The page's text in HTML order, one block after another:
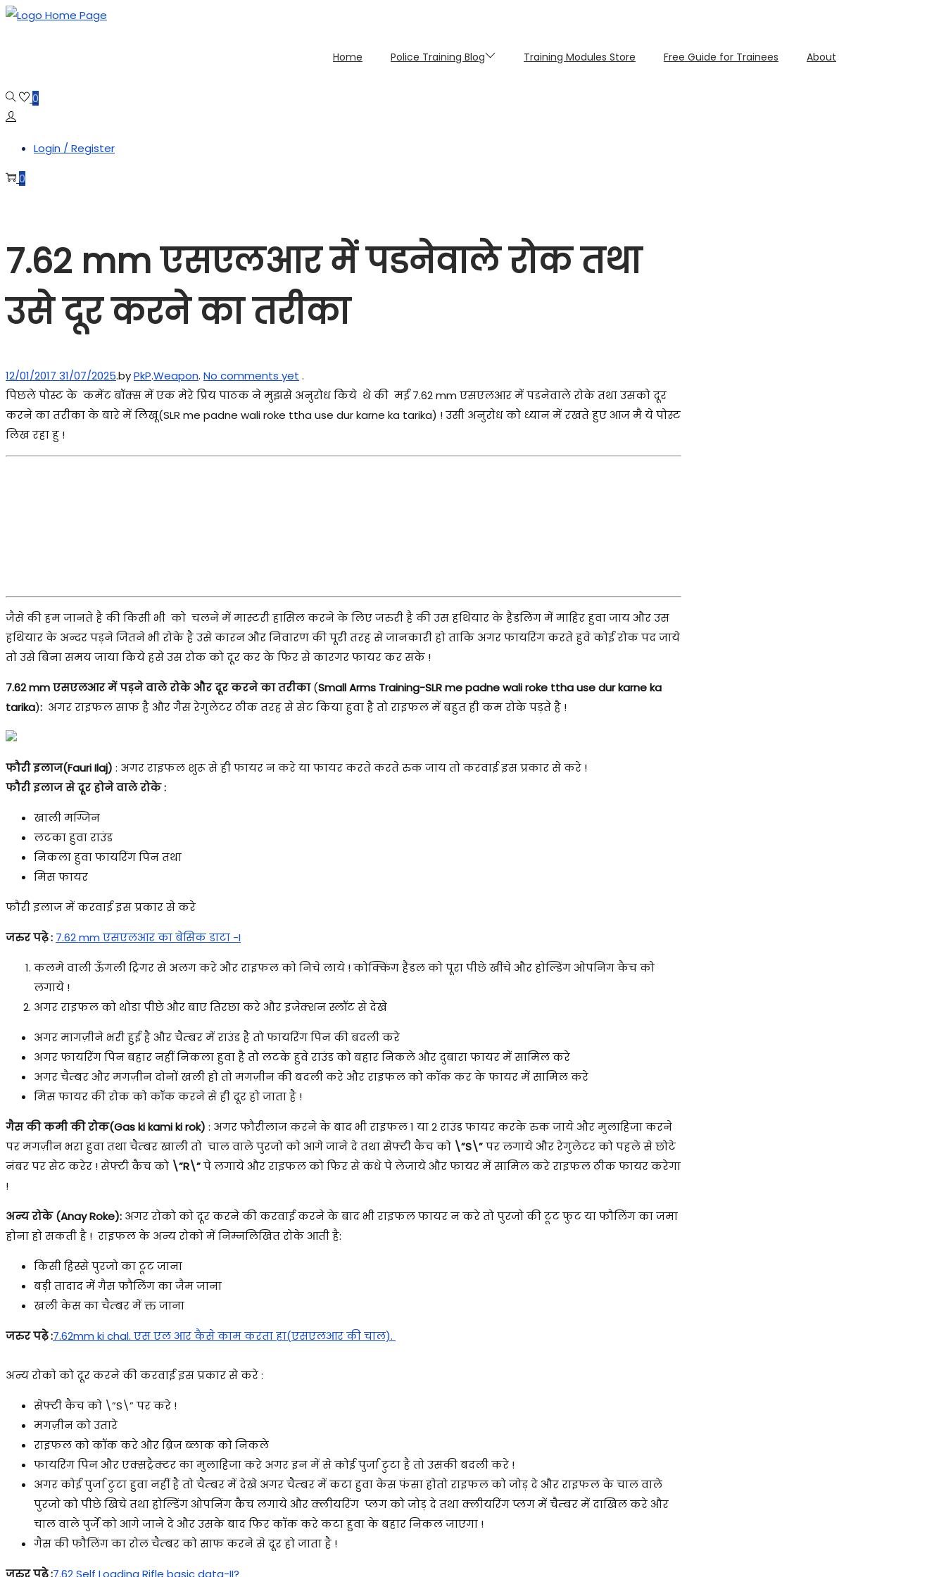
Home Police Training Blog Training Modules Store Free Guide for Trainees About
0
Login / Register
0
7.62 mm एसएलआर में पडनेवाले रोक तथा
उसे दूर करने का तरीका
Posted on
12/01/2017 31/07/2025.byPkP.Posted in
Weapon. No comments yet .
पिछले पोस्ट के कमेंट बॉक्स में एक मेरे प्रिय पाठक ने मुझसे अनुरोध किये थे की मई 7.62 mm एसएलआर में पडनेवाले रोके तथा उसको दूर
करने का तरीका के बारे में लिखू(SLR me padne wali roke ttha use dur karne ka tarika) ! उसी अनुरोध को ध्यान में रखते हुए आज मै ये पोस्ट
लिख रहा हु !
जैसे की हम जानते है की किसी भी को चलने में मास्टरी हासिल करने के लिए जरुरी है की उस हथियार के हैंडलिंग में माहिर हुवा जाय और उस
हथियार के अन्दर पड़ने जितने भी रोके है उसे कारन और निवारण की पूरी तरह से जानकारी हो ताकि अगर फायरिंग करते हुवे कोई रोक पद जाये
तो उसे बिना समय जाया किये हसे उस रोक को दूर कर के फिर से कारगर फायर कर सके !
7.62 mm एसएलआर में पड़ने वाले रोके और दूर करने का तरीका(Small Arms Training-SLR me padne wali roke ttha use dur karne ka
tarika): अगर राइफल साफ है और गैस रेगुलेटर ठीक तरह से सेट किया हुवा है तो राइफल में बहुत ही कम रोके पड़ते है !
फौरी इलाज(Fauri Ilaj) : अगर राइफल शुरू से ही फायर न करे या फायर करते करते रुक जाय तो करवाई इस प्रकार से करे !
फौरी इलाज से दूर होने वाले रोके :
खाली मग्जिन
लटका हुवा राउंड
निकला हुवा फायरिंग पिन तथा
मिस फायर
फौरी इलाज में करवाई इस प्रकार से करे
जरुर पढ़े : 7.62 mm एसएलआर का बेसिक डाटा -I
कलमे वाली ऊँगली ट्रिगर से अलग करे और राइफल को निचे लाये ! कोक्किंग हैंडल को पूरा पीछे खींचे और होल्डिंग ओपनिंग कैच को
लगाये !
अगर राइफल को थोडा पीछे और बाए तिरछा करे और इजेक्शन स्लॉट से देखे
अगर मागज़ीने भरी हुई है और चैम्बर में राउंड है तो फायरिंग पिन की बदली करे
अगर फायरिंग पिन बहार नहीं निकला हुवा है तो लटके हुवे राउंड को बहार निकले और दुबारा फायर में सामिल करे
अगर चैम्बर और मगज़ीन दोनों खली हो तो मगज़ीन की बदली करे और राइफल को कॉक कर के फायर में सामिल करे
मिस फायर की रोक को कॉक करने से ही दूर हो जाता है !
गैस की कमी की रोक(Gas ki kami ki rok) : अगर फौरीलाज करने के बाद भी राइफल 1 या 2 राउंड फायर करके रुक जाये और मुलाहिजा करने
पर मगज़ीन भरा हुवा तथा चैम्बर खाली तो चाल वाले पुरजो को आगे जाने दे तथा सेफ्टी कैच को \”S\”पर लगाये और रेगुलेटर को पहले से छोटे
नंबर पर सेट करेर ! सेफ्टी कैच को \”R\”पे लगाये और राइफल को फिर से कंधे पे लेजाये और फायर में सामिल करे राइफल ठीक फायर करेगा
!
अन्य रोके (Anay Roke): अगर रोको को दूर करने की करवाई करने के बाद भी राइफल फायर न करे तो पुरजो की टूट फुट या फौलिंग का जमा
होना हो सकती है ! राइफल के अन्य रोको में निम्नलिखित रोके आती है:
किसी हिस्से पुरजो का टूट जाना
बड़ी तादाद में गैस फौलिंग का जैम जाना
खली केस का चैम्बर में क्त जाना
जरुर पढ़े :7.62mm ki chal. एस एल आर कैसे काम करता हा(एसएलआर की चाल).
अन्य रोको को दूर करने की करवाई इस प्रकार से करे :
सेफ्टी कैच को \”S\” पर करे !
मगज़ीन को उतारे
राइफल को कॉक करे और ब्रिज ब्लाक को निकले
फायरिंग पिन और एक्सट्रैक्टर का मुलाहिजा करे अगर इन में से कोई पुर्जा टुटा है तो उसकी बदली करे !
अगर कोई पुर्जा टुटा हुवा नहीं है तो चैम्बर में देखे अगर चैम्बर में कटा हुवा केस फंसा होतो राइफल को जोड़ दे और राइफल के चाल वाले
पुरजो को पीछे खिचे तथा होल्डिंग ओपनिंग कैच लगाये और क्लीयरिंग प्लग को जोड़ दे तथा क्लीयरिंग प्लग में चैम्बर में दाखिल करे और
चाल वाले पुर्जे को आगे जाने दे और उसके बाद फिर कॉक करे कटा हुवा के बहार निकल जाएगा !
गैस की फौलिंग का रोल चैम्बर को साफ करने से दूर हो जाता है !
जरुर पढ़े :7.62 Self Loading Rifle basic data-II?